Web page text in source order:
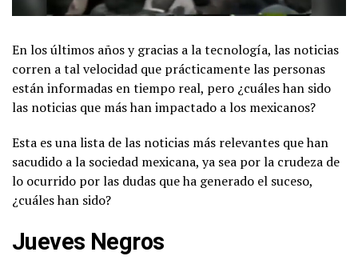
En los últimos años y gracias a la tecnología, las noticias
corren a tal velocidad que prácticamente las personas
están informadas en tiempo real, pero ¿cuáles han sido
las noticias que más han impactado a los mexicanos?
Esta es una lista de las noticias más relevantes que han
sacudido a la sociedad mexicana, ya sea por la crudeza de
lo ocurrido por las dudas que ha generado el suceso,
¿cuáles han sido?
Jueves Negros